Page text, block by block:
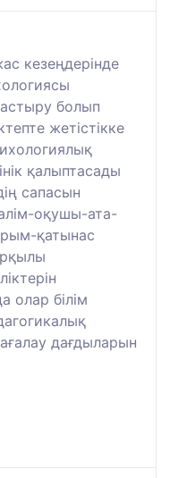
кезеңдерінде
болып
жетістікке
қалыптасады
сапасын
оқушы-ата-
қатынас
олар білім
дағдыларын